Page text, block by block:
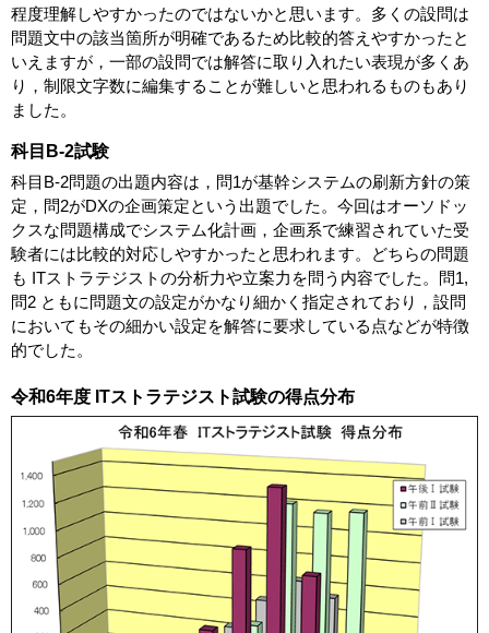
程度理解しやすかったのではないかと思います。多くの設問は
問題文中の該当箇所が明確であるため比較的答えやすかったと
いえますが，一部の設問では解答に取り入れたい表現が多くあ
り，制限文字数に編集することが難しいと思われるものもあり
ました。
科目B-2試験
科目B-2問題の出題内容は，問1が基幹システムの刷新方針の策
定，問2がDXの企画策定という出題でした。今回はオーソドッ
クスな問題構成でシステム化計画，企画系で練習されていた受
験者には比較的対応しやすかったと思われます。どちらの問題
も ITストラテジストの分析力や立案力を問う内容でした。問1,
問2 ともに問題文の設定がかなり細かく指定されており，設問
においてもその細かい設定を解答に要求している点などが特徴
的でした。
令和6年度 ITストラテジスト試験の得点分布